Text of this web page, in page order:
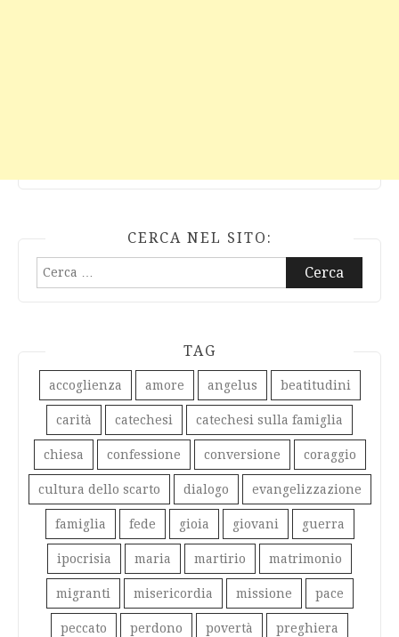
CERCA NEL SITO:
Ricerca
TAG
accoglienza amore angelus beatitudini
carità catechesi catechesi sulla famiglia
chiesa confessione conversione coraggio
cultura dello scarto dialogo evangelizzazione
famiglia fede gioia giovani guerra
ipocrisia maria martirio matrimonio
migranti misericordia missione pace
peccato perdono povertà preghiera